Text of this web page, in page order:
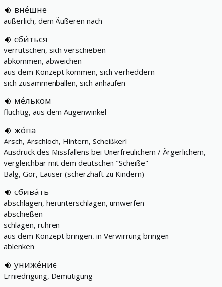
вне́шне
äußerlich, dem Äußeren nach
сби́ться
verrutschen, sich verschieben
abkommen, abweichen
aus dem Konzept kommen, sich verheddern
sich zusammenballen, sich anhäufen
ме́льком
flüchtig, aus dem Augenwinkel
жо́па
Arsch, Arschloch, Hintern, Scheißkerl
Ausdruck des Missfallens bei Unerfreulichem / Ärgerlichem,
vergleichbar mit dem deutschen "Scheiße"
Balg, Gör, Lauser (scherzhaft zu Kindern)
сбива́ть
abschlagen, herunterschlagen, umwerfen
abschießen
schlagen, rühren
aus dem Konzept bringen, in Verwirrung bringen
ablenken
униже́ние
Erniedrigung, Demütigung